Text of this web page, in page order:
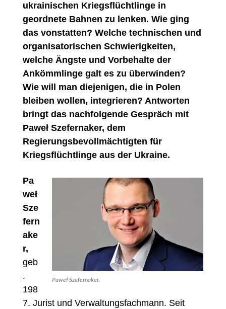
ukrainischen Kriegsflüchtlinge in
geordnete Bahnen zu lenken. Wie ging
das vonstatten? Welche technischen und
organisatorischen Schwierigkeiten,
welche Ängste und Vorbehalte der
Ankömmlinge galt es zu überwinden?
Wie will man diejenigen, die in Polen
bleiben wollen, integrieren? Antworten
bringt das nachfolgende Gespräch mit
Paweł Szefernaker, dem
Regierungsbevollmächtigten für
Kriegsflüchtlinge aus der Ukraine.
Paweł Szefernaker.
Pa
weł
Sze
fern
ake
r,
geb
.
198
7. Jurist und Verwaltungsfachmann. Seit